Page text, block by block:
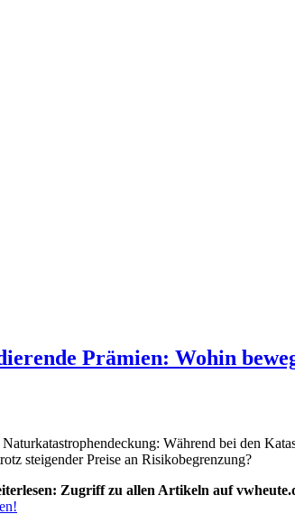
Prämien: Wohin
Während bei den
steigender Preise an Risikobegrenzung?
Zugriff zu allen Artikeln auf